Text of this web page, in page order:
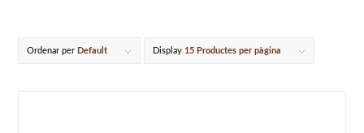
Ordenar per Default Display 15 Productes per pàgina